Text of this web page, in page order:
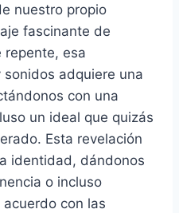
nuestro propio
fascinante de
repente, esa
adquiere una
con una
un ideal que quizás
Esta revelación
identidad, dándonos
o incluso
con las